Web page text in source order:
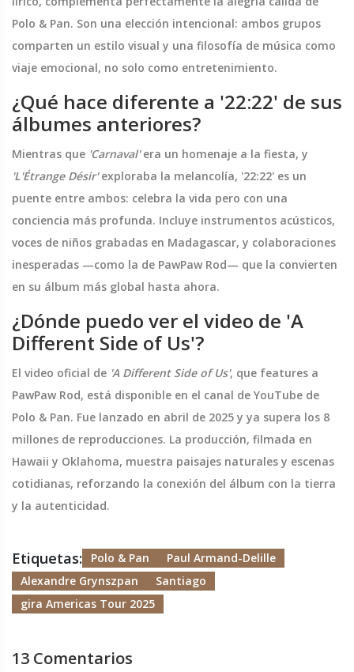
Polo & Pan. Son una elección intencional: ambos grupos
comparten un estilo visual y una filosofía de música como
viaje emocional, no solo como entretenimiento.
¿Qué hace diferente a '22:22' de sus
álbumes anteriores?
Mientras que 'Carnaval'era un homenaje a la fiesta, y
'L'Étrange Désir'exploraba la melancolía, '22:22' es un
puente entre ambos: celebra la vida pero con una
conciencia más profunda. Incluye instrumentos acústicos,
voces de niños grabadas en Madagascar, y colaboraciones
inesperadas —como la de PawPaw Rod— que la convierten
en su álbum más global hasta ahora.
¿Dónde puedo ver el video de 'A
Different Side of Us'?
El video oficial de 'A Different Side of Us', que features a
PawPaw Rod, está disponible en el canal de YouTube de
Polo & Pan. Fue lanzado en abril de 2025 y ya supera los 8
millones de reproducciones. La producción, filmada en
Hawaii y Oklahoma, muestra paisajes naturales y escenas
cotidianas, reforzando la conexión del álbum con la tierra
y la autenticidad.
Etiquetas: Polo & Pan
Paul Armand-Delille
Alexandre Grynszpan
Santiago
gira Americas Tour 2025
13 Comentarios